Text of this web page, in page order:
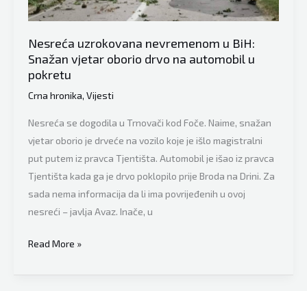
Nesreća uzrokovana nevremenom u BiH:
Snažan vjetar oborio drvo na automobil u
pokretu
Crna hronika, Vijesti
Nesreća se dogodila u Trnovači kod Foče. Naime, snažan
vjetar oborio je drveće na vozilo koje je išlo magistralni
put putem iz pravca Tjentišta. Automobil je išao iz pravca
Tjentišta kada ga je drvo poklopilo prije Broda na Drini. Za
sada nema informacija da li ima povrijeđenih u ovoj
nesreći – javlja Avaz. Inače, u
Nesreća
nevremenom
Read More »